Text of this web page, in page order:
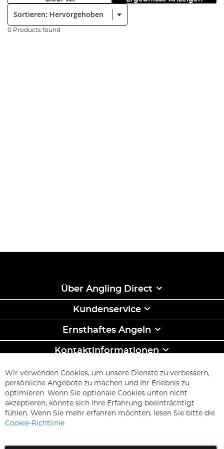
0 Products found
Über Angling Direct
Kundenservice
Ernsthaftes Angeln
Kontaktinformationen
ABONNIEREN & SPAREN
Melden
Sie
unseren
Newsletter
Abonnieren
Wir verwenden Cookies, um unsere Dienste zu verbessern,
persönliche Angebote zu machen und Ihr Erlebnis zu
optimieren. Wenn Sie optionale Cookies unten nicht
akzeptieren, könnte sich Ihre Erfahrung beeinträchtigt
fühlen. Wenn Sie mehr erfahren möchten, lesen Sie bitte die
Cookie-Richtlinie